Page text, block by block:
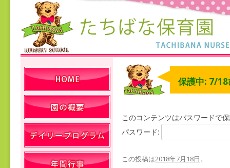
保護中: 7/18
このコンテンツはパスワードで
パスワード:
この投稿は2018年7月18日。